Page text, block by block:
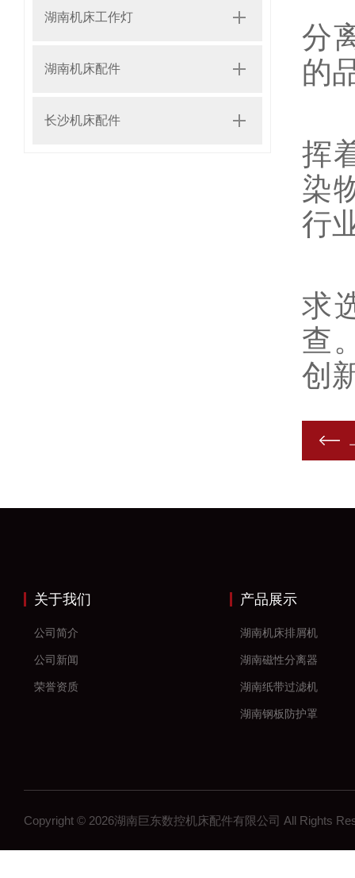
湖南机床工作灯
湖南机床配件
长沙机床配件
分
的
挥
染
行
求
查
创
关于我们
公司简介
公司新闻
荣誉资质
产品展示
湖南机床排屑机
湖南磁性分离器
湖南纸带过滤机
湖南钢板防护罩
湖南塑料拖链
湖南钢制拖链
湖南机床工作灯
Copyright © 2026湖南巨东数控机床配件有限公司 All Rights